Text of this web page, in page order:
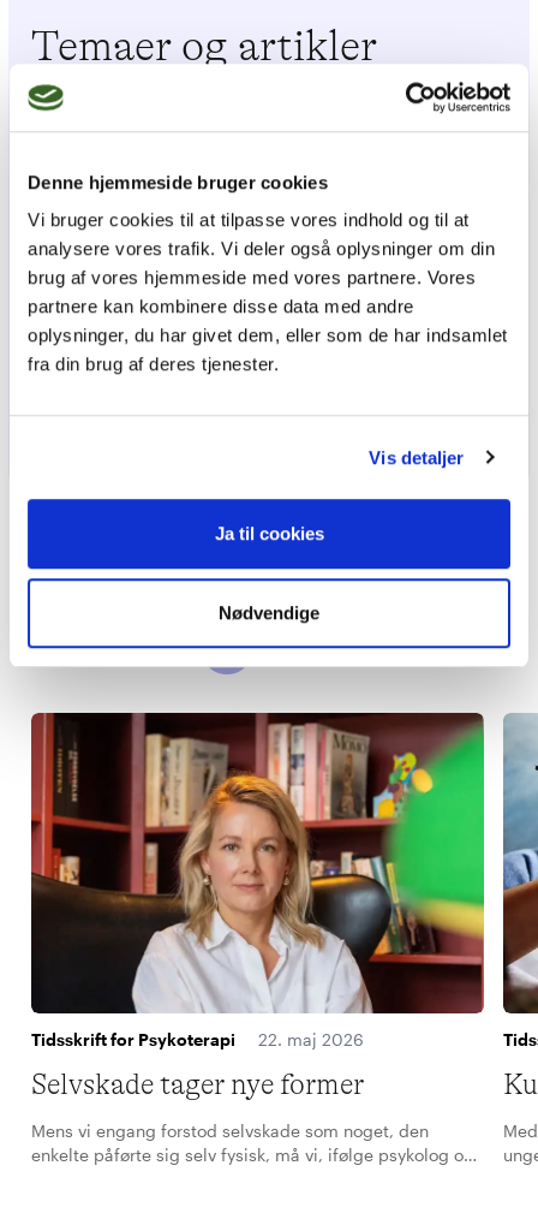
Denne hjemmeside bruger cookies
Vi bruger cookies til at tilpasse vores indhold og til at
analysere vores trafik. Vi deler også oplysninger om din
brug af vores hjemmeside med vores partnere. Vores
partnere kan kombinere disse data med andre
oplysninger, du har givet dem, eller som de har indsamlet
fra din brug af deres tjenester.
Vis detaljer
Ja til cookies
Nødvendige
Temaer og artikler
gennem tiden
Søger du en bestemt artikel eller et bestemt emne?
har været bragt i Tidsskrift for Psykoterapi .
Tidsskriftet udkom til og med 2013 under
navnet Psykoterapeuten.
Udvalgte artikler
Tidsskrift for Psykoterapi 22. maj 2026
Selvskade tager nye former
Mens vi engang forstod selvskade som noget, den
enkelte påførte sig selv fysisk, må vi, ifølge psykolog og